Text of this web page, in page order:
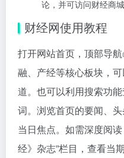
论，并可访问财经商
财经网使用教程
打开网站首页，顶部导航
融、产经等核心板块，
道。也可以利用搜索功
词。浏览首页的要闻、
当日焦点。如需深度阅读
经》杂志”栏目，查看当